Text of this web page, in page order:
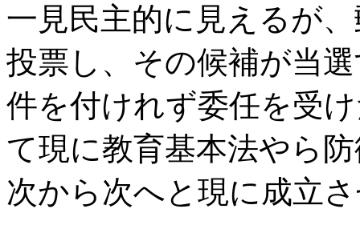
一見民主的に見えるが
投票し、その候補が当
件を付けれず委任を受
て現に教育基本法やら
次から次へと現に成立